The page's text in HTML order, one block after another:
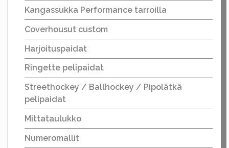
Kangassukka Performance tarroilla
Coverhousut custom
Harjoituspaidat
Ringette pelipaidat
Streethockey / Ballhockey / Pipolätkä
pelipaidat
Mittataulukko
Numeromallit